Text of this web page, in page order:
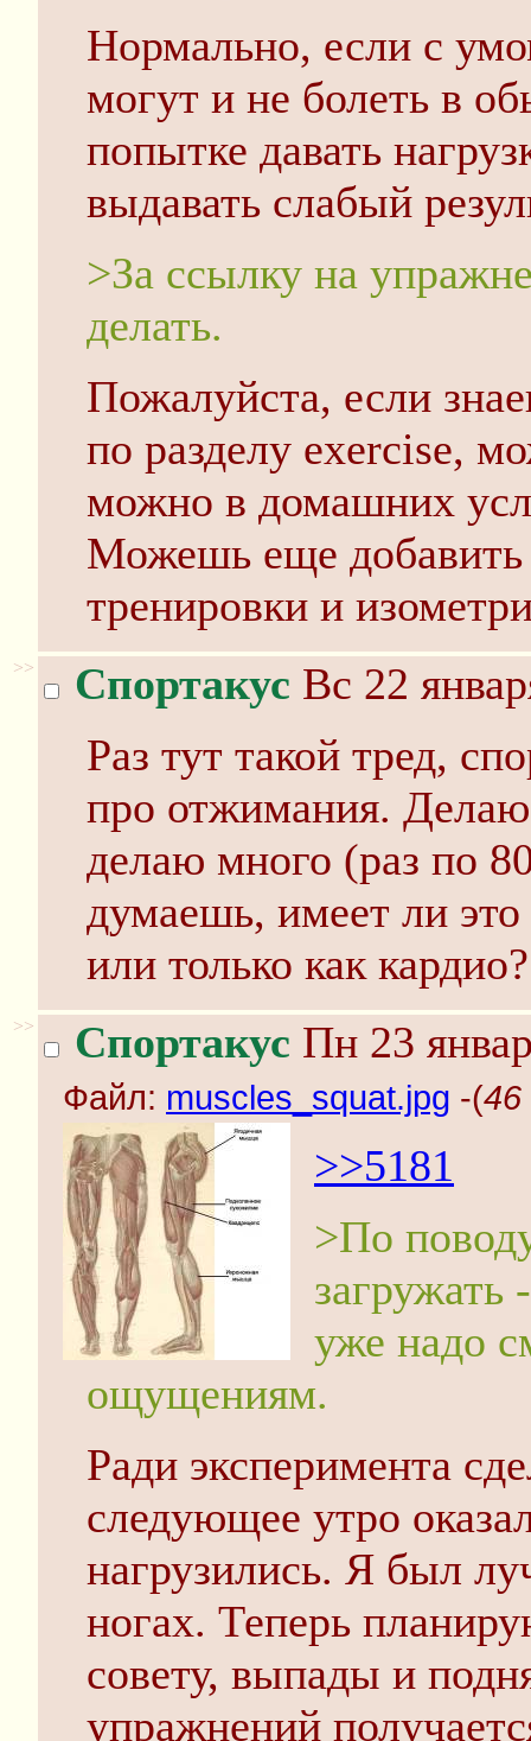
Нормально, если с
могут и не болеть в
попытке давать
выдавать слабый
>За ссылку на
делать.
Пожалуйста, если
по разделу exercise,
можно в домашних
Можешь еще добавить
тренировки и
>> Спортакус Вс 22
Раз тут такой тред,
про отжимания.
делаю много (раз по
думаешь, имеет ли
или только как кардио?
>> Спортакус Пн 23
Файл: muscles_squat.jpg -(46
>>5181
>По
загружать
уже надо
ощущениям.
Ради эксперимента
следующее утро
нагрузились. Я был
ногах. Теперь
совету, выпады и
упражнений